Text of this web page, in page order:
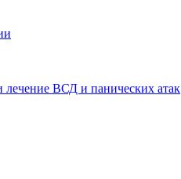
ВСД и панических атак